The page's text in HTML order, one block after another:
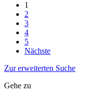
1
2
3
4
5
Nächste
Zur erweiterten Suche
Gehe zu